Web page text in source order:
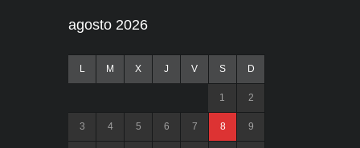
agosto 2026
L M X J V S D
1 2
3 4 5 6 7 8 9